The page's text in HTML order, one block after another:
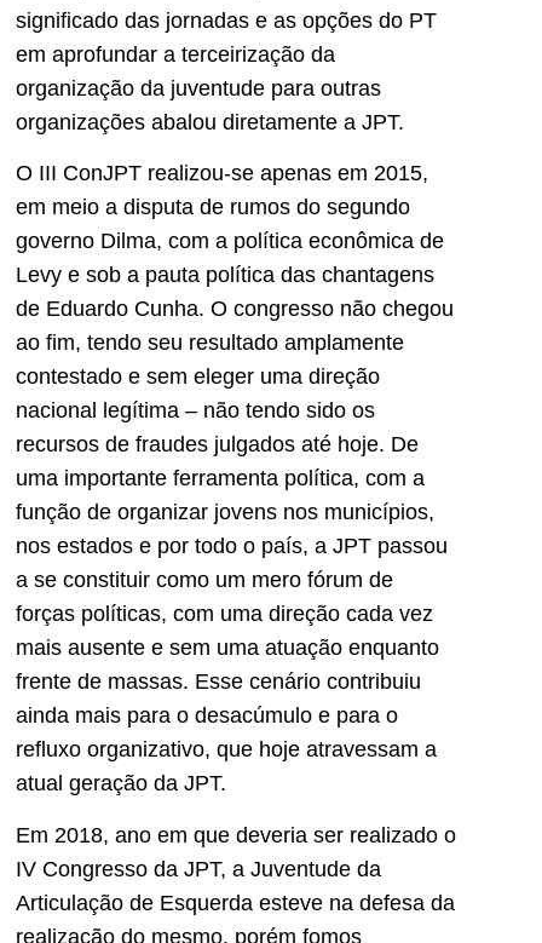
significado das jornadas e as opções do PT
em aprofundar a terceirização da
organização da juventude para outras
organizações abalou diretamente a JPT.
O III ConJPT realizou-se apenas em 2015,
em meio a disputa de rumos do segundo
governo Dilma, com a política econômica de
Levy e sob a pauta política das chantagens
de Eduardo Cunha. O congresso não chegou
ao fim, tendo seu resultado amplamente
contestado e sem eleger uma direção
nacional legítima – não tendo sido os
recursos de fraudes julgados até hoje. De
uma importante ferramenta política, com a
função de organizar jovens nos municípios,
nos estados e por todo o país, a JPT passou
a se constituir como um mero fórum de
forças políticas, com uma direção cada vez
mais ausente e sem uma atuação enquanto
frente de massas. Esse cenário contribuiu
ainda mais para o desacúmulo e para o
refluxo organizativo, que hoje atravessam a
atual geração da JPT.
Em 2018, ano em que deveria ser realizado o
IV Congresso da JPT, a Juventude da
Articulação de Esquerda esteve na defesa da
realização do mesmo, porém fomos